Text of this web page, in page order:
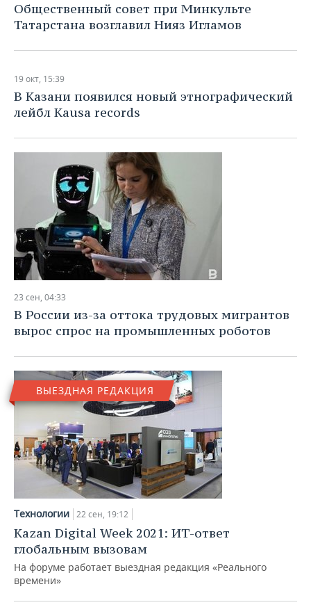
Общественный совет при Минкульте
Татарстана возглавил Нияз Игламов
19 окт, 15:39
В Казани появился новый этнографический
лейбл Kausa records
23 сен, 04:33
В России из-за оттока трудовых мигрантов
вырос спрос на промышленных роботов
ВЫЕЗДНАЯ РЕДАКЦИЯ
Технологии 22 сен, 19:12
Kazan Digital Week 2021: ИТ-ответ
глобальным вызовам
На форуме работает выездная редакция «Реального
времени»